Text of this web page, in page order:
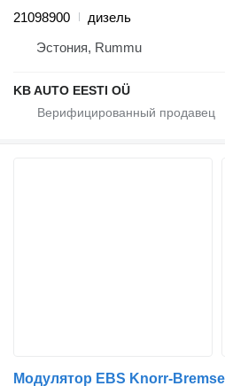
21098900
дизель
Эстония, Rummu
KB AUTO EESTI OÜ